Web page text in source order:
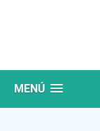
MENÚ